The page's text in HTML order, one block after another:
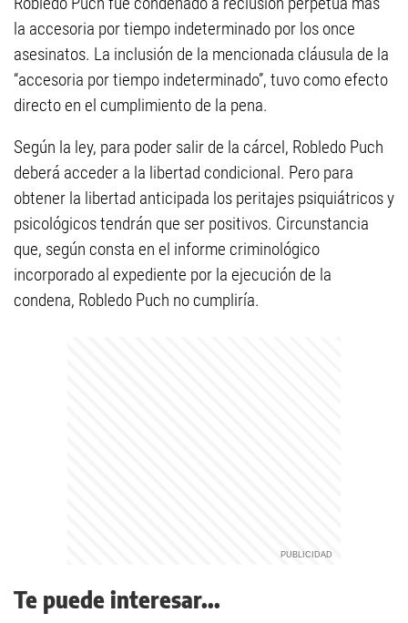
la accesoria por tiempo indeterminado por los once
asesinatos. La inclusión de la mencionada cláusula de la
“accesoria por tiempo indeterminado”, tuvo como efecto
directo en el cumplimiento de la pena.
Según la ley, para poder salir de la cárcel, Robledo Puch
deberá acceder a la libertad condicional. Pero para
obtener la libertad anticipada los peritajes psiquiátricos y
psicológicos tendrán que ser positivos. Circunstancia
que, según consta en el informe criminológico
incorporado al expediente por la ejecución de la
condena, Robledo Puch no cumpliría.
Te puede interesar...